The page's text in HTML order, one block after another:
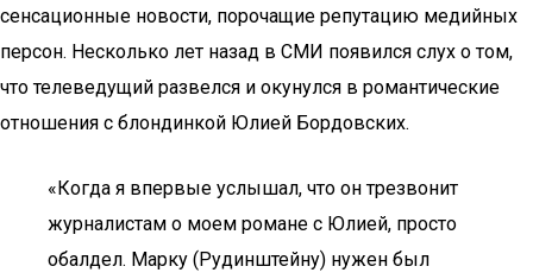
сенсационные новости, порочащие репутацию медийных
персон. Несколько лет назад в СМИ появился слух о том,
что телеведущий развелся и окунулся в романтические
отношения с блондинкой Юлией Бордовских.
«Когда я впервые услышал, что он трезвонит
журналистам о моем романе с Юлией, просто
обалдел. Марку (Рудинштейну) нужен был